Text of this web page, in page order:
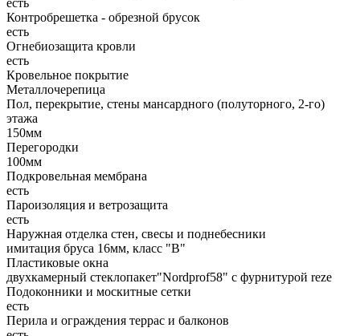
есть
Контробрешетка - обрезной брусок
есть
Огнебиозащита кровли
есть
Кровельное покрытие
Металлочерепица
Пол, перекрытие, стены мансардного (полуторного, 2-го)
этажа
150мм
Перегородки
100мм
Подкровельная мембрана
есть
Пароизоляция и ветрозащита
есть
Наружная отделка стен, свесы и поднебесники
имитация бруса 16мм, класс "В"
Пластиковые окна
двухкамерный стеклопакет"Nordprof58" с фурнитурой reze
Подоконники и москитные сетки
есть
Перила и ограждения террас и балконов